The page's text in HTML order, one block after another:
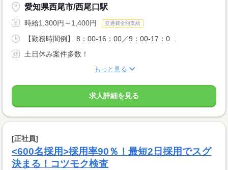
愛知県西尾市/西尾口駅
時給1,300円～1,400円 交通費全額支給
【勤務時間例】 8：00-16：00／9：00-17：0...
土日休み案件多数！
もっと見る
求人詳細を見る
[正社員]
<600名採用>採用率90％！最短2日採用でスグ
決まる！コツモク検査